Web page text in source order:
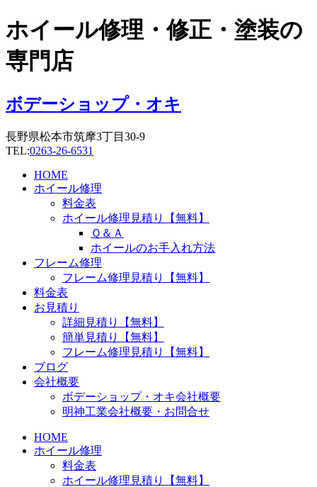
コ
ン
テ
ン
に
ス
ッ
プ
ホイール修理・修正・塗装の
専門店
ボデーショップ・オキ
長野県松本市筑摩3丁目30-9
TEL:0263-26-6531
HOME
ホイール修理
料金表
ホイール修理見積り【無料】
Ｑ＆Ａ
ホイールのお手入れ方法
フレーム修理
フレーム修理見積り【無料】
料金表
お見積り
詳細見積り【無料】
簡単見積り【無料】
フレーム修理見積り【無料】
ブログ
会社概要
ボデーショップ・オキ会社概要
明神工業会社概要・お問合せ
HOME
ホイール修理
料金表
ホイール修理見積り【無料】